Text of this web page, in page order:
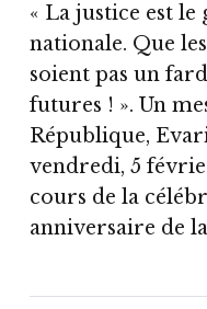
« La justice est le
nationale. Que
soient pas un
futures ! ». Un
République,
vendredi, 5
cours de la
anniversaire de